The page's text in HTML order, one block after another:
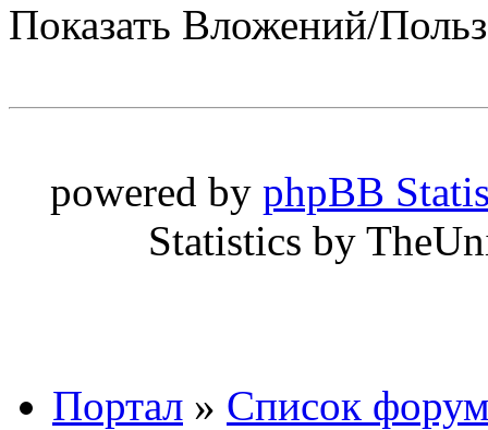
Показать Вложений/
powered by phpBB
Statistics by
Портал » Список